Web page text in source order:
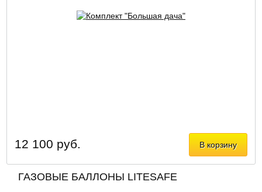
В корзину
12 100 руб.
ГАЗОВЫЕ БАЛЛОНЫ LITESAFE